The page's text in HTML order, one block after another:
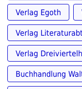
Verlag Egoth
Verlag
Verlag
Buchhandlung